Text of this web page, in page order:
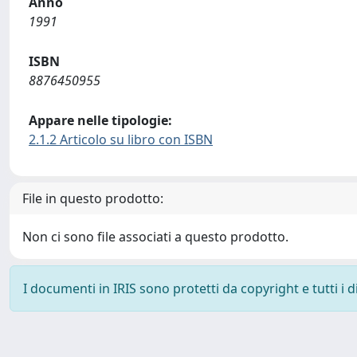
1991
ISBN
8876450955
Appare nelle tipologie:
2.1.2 Articolo su libro con ISBN
File in questo prodotto:
Non ci sono file associati a questo prodotto.
I documenti in IRIS sono protetti da copyright e tutti i